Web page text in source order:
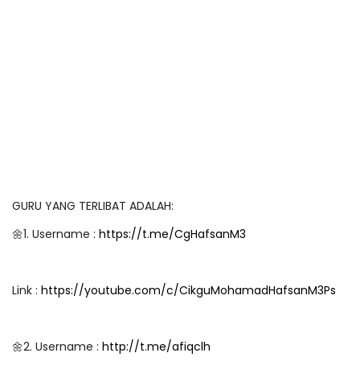
GURU YANG TERLIBAT ADALAH:
🌼1. Username : https://t.me/CgHafsanM3
Link : https://youtube.com/c/CikguMohamadHafsanM3Ps
🌼2. Username : http://t.me/afiqclh